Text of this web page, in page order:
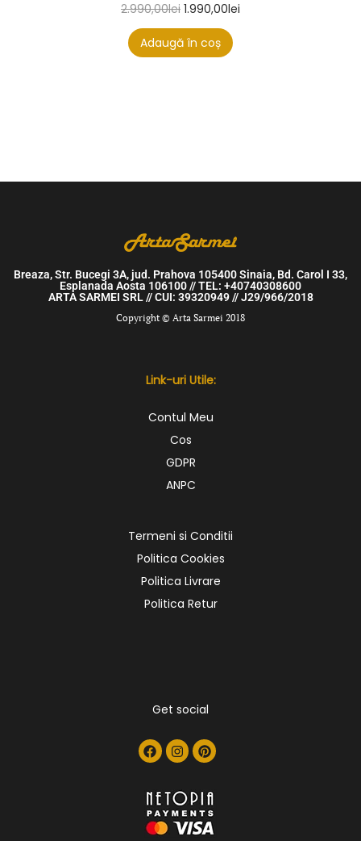
2.990,00lei 1.990,00lei
Adaugă în coș
Breaza, Str. Bucegi 3A, jud. Prahova 105400 Sinaia, Bd. Carol I 33,
Esplanada Aosta 106100 // TEL: +40740308600
ARTA SARMEI SRL // CUI: 39320949 // J29/966/2018
Copyright © Arta Sarmei 2018
Link-uri Utile:
Contul Meu
Cos
GDPR
ANPC
Termeni si Conditii
Politica Cookies
Politica Livrare
Politica Retur
Get social